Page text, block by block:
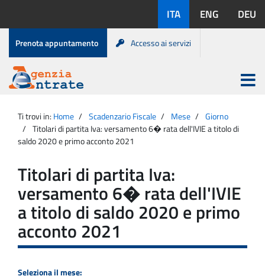
contenuto
disponibili:
ITA ENG DEU
Menu
di
servizio
Prenota appuntamento Accesso ai servizi
Agenzia
Entrate
Apri
menu
principale
Ti trovi in: Home Scadenzario Fiscale Mese
Giorno
Titolari di partita Iva: versamento 6� rata dell'IVIE a titolo di
saldo 2020 e primo acconto 2021
Titolari di partita Iva:
versamento 6� rata dell'IVIE
a titolo di saldo 2020 e primo
acconto 2021
Seleziona il mese: